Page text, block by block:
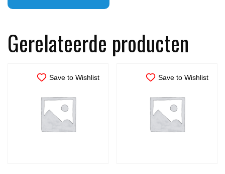
Gerelateerde producten
Save to Wishlist Save to Wishlist